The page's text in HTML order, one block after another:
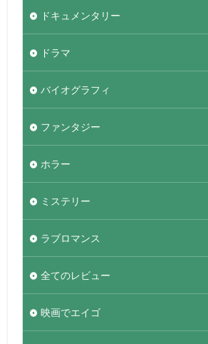
ドキュメンタリー
ドラマ
バイオグラフィ
ファンタジー
ホラー
ミステリー
ラブロマンス
全てのレビュー
映画でエイゴ